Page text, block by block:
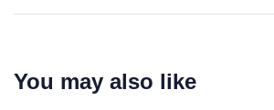
You may also like